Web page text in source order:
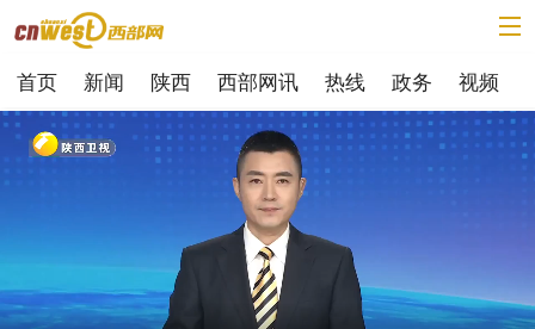
首页 新闻 陕西 西部网讯 热线 政务 视频